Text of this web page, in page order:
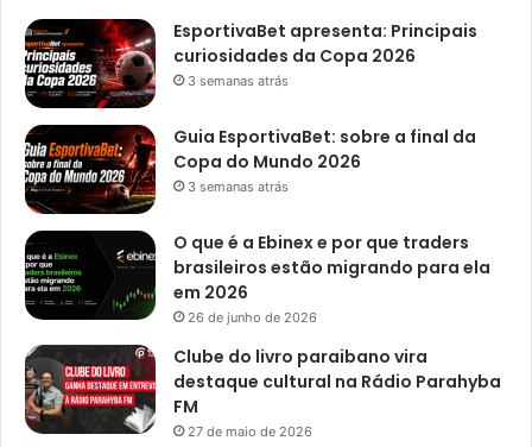
EsportivaBet apresenta: Principais
curiosidades da Copa 2026
3 semanas atrás
Guia EsportivaBet: sobre a final da
Copa do Mundo 2026
3 semanas atrás
O que é a Ebinex e por que traders
brasileiros estão migrando para ela
em 2026
26 de junho de 2026
Clube do livro paraibano vira
destaque cultural na Rádio Parahyba
FM
27 de maio de 2026